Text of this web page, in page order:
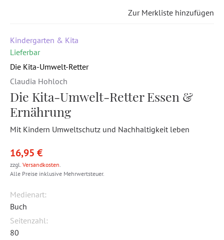
Zur Merkliste hinzufügen
Kindergarten & Kita
Lieferbar
Die Kita-Umwelt-Retter
Claudia Hohloch
Die Kita-Umwelt-Retter Essen &
Ernährung
Mit Kindern Umweltschutz und Nachhaltigkeit leben
16,95 €
zzgl. Versandkosten.
Alle Preise inklusive Mehrwertsteuer.
Medienart:
Buch
Seitenzahl:
80